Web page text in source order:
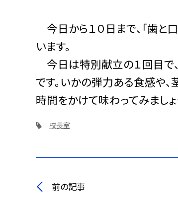
今日から１０日まで、「歯と
います。
今日は特別献立の１回目で、
です。いかの弾力ある食感や
時間をかけて味わってみましょ
校長室
前の記事